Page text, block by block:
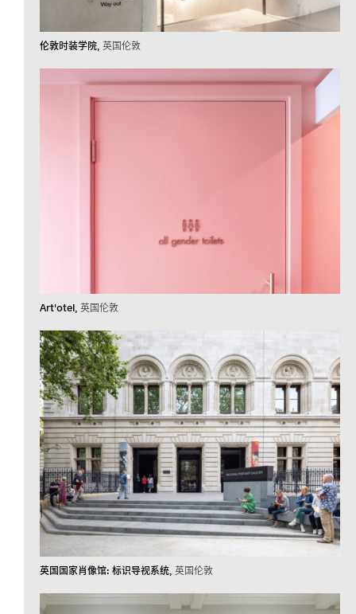
伦敦时装学院 英国伦敦
Art'otel 英国伦敦
英国国家肖像馆: 标识导视系统 英国伦敦